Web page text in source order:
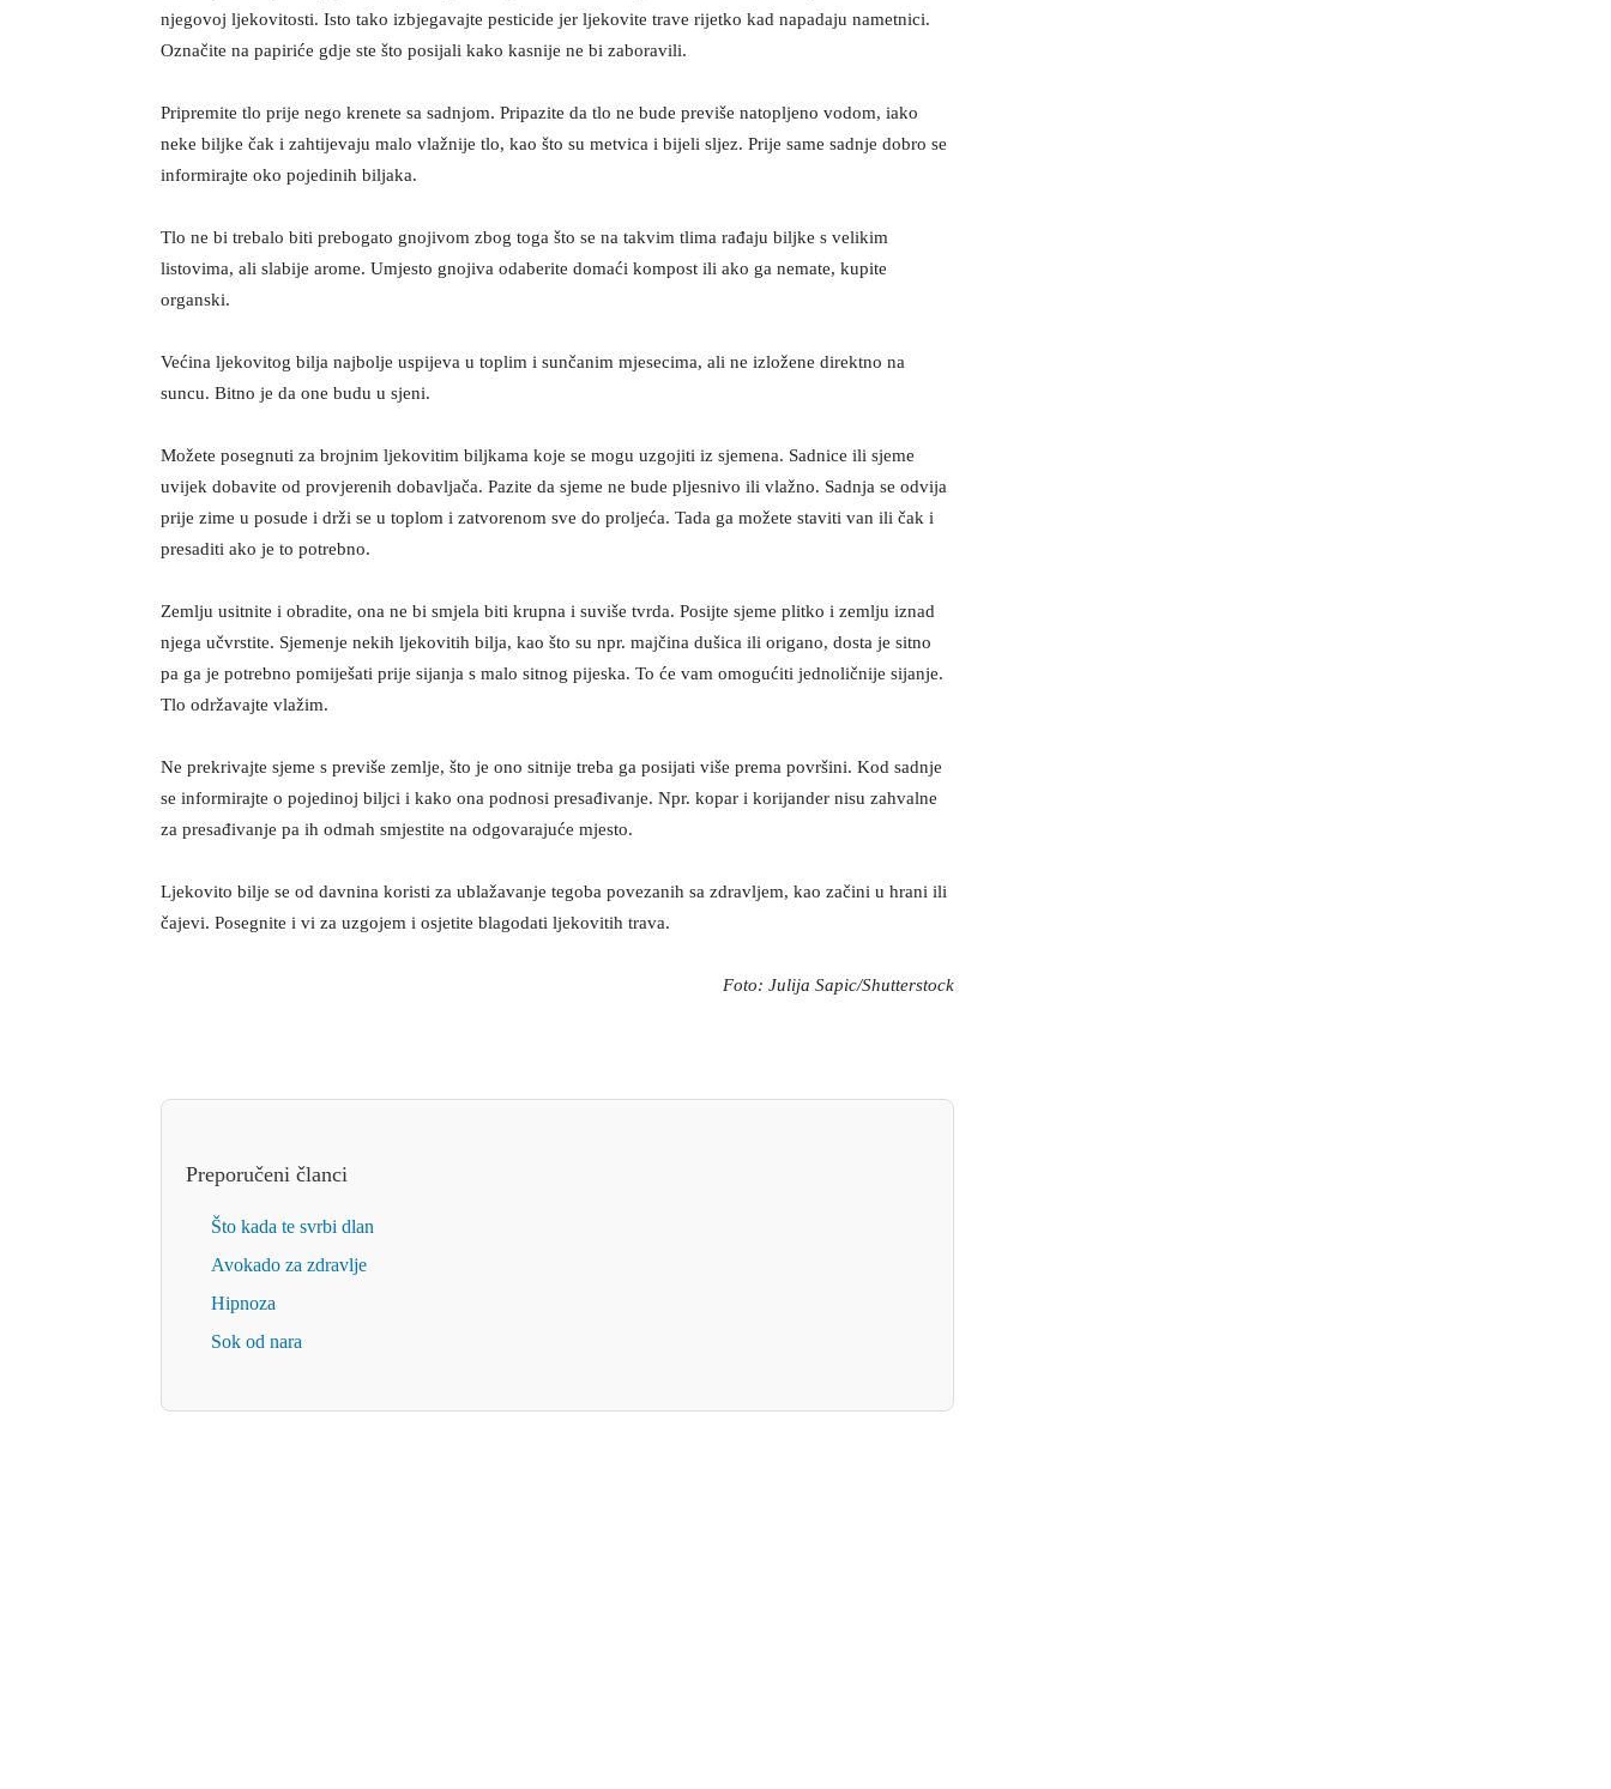
njegovoj ljekovitosti. Isto tako izbjegavajte pesticide jer ljekovite trave rijetko kad napadaju nametnici.
Označite na papiriće gdje ste što posijali kako kasnije ne bi zaboravili.
Pripremite tlo prije nego krenete sa sadnjom. Pripazite da tlo ne bude previše natopljeno vodom, iako
neke biljke čak i zahtijevaju malo vlažnije tlo, kao što su metvica i bijeli sljez. Prije same sadnje dobro se
informirajte oko pojedinih biljaka.
Tlo ne bi trebalo biti prebogato gnojivom zbog toga što se na takvim tlima rađaju biljke s velikim
listovima, ali slabije arome. Umjesto gnojiva odaberite domaći kompost ili ako ga nemate, kupite
organski.
Većina ljekovitog bilja najbolje uspijeva u toplim i sunčanim mjesecima, ali ne izložene direktno na
suncu. Bitno je da one budu u sjeni.
Možete posegnuti za brojnim ljekovitim biljkama koje se mogu uzgojiti iz sjemena. Sadnice ili sjeme
uvijek dobavite od provjerenih dobavljača. Pazite da sjeme ne bude pljesnivo ili vlažno. Sadnja se odvija
prije zime u posude i drži se u toplom i zatvorenom sve do proljeća. Tada ga možete staviti van ili čak i
presaditi ako je to potrebno.
Zemlju usitnite i obradite, ona ne bi smjela biti krupna i suviše tvrda. Posijte sjeme plitko i zemlju iznad
njega učvrstite. Sjemenje nekih ljekovitih bilja, kao što su npr. majčina dušica ili origano, dosta je sitno
pa ga je potrebno pomiješati prije sijanja s malo sitnog pijeska. To će vam omogućiti jednoličnije sijanje.
Tlo održavajte vlažim.
Ne prekrivajte sjeme s previše zemlje, što je ono sitnije treba ga posijati više prema površini. Kod sadnje
se informirajte o pojedinoj biljci i kako ona podnosi presađivanje. Npr. kopar i korijander nisu zahvalne
za presađivanje pa ih odmah smjestite na odgovarajuće mjesto.
Ljekovito bilje se od davnina koristi za ublažavanje tegoba povezanih sa zdravljem, kao začini u hrani ili
čajevi. Posegnite i vi za uzgojem i osjetite blagodati ljekovitih trava.
Foto: Julija Sapic/Shutterstock
Preporučeni članci
Što kada te svrbi dlan
Avokado za zdravlje
Hipnoza
Sok od nara